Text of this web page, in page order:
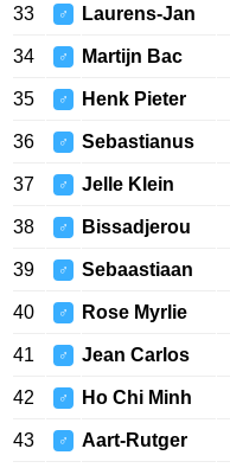
33 ♂ Laurens-Jan
34 ♂ Martijn Bac
35 ♂ Henk Pieter
36 ♂ Sebastianus
37 ♂ Jelle Klein
38 ♂ Bissadjerou
39 ♂ Sebaastiaan
40 ♂ Rose Myrlie
41 ♂ Jean Carlos
42 ♂ Ho Chi Minh
43 ♂ Aart-Rutger